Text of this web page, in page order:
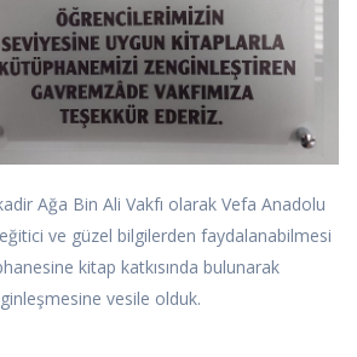
Ağa Bin Ali Vakfı olarak Vefa Anadolu
ve güzel bilgilerden faydalanabilmesi
kitap katkısında bulunarak
vesile olduk.